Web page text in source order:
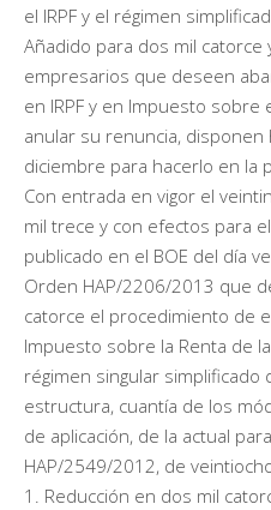
el IRPF y el régimen
Añadido para dos mil catorce
empresarios que deseen
en IRPF y en Impuesto sobre
anular su renuncia,
diciembre para hacerlo en la
Con entrada en vigor el
mil trece y con efectos para
publicado en el BOE del día
Orden HAP/2206/2013 que
catorce el procedimiento de
Impuesto sobre la Renta de
régimen singular simplificado
estructura, cuantía de los
de aplicación, de la actual
HAP/2549/2012, de
1. Reducción en dos mil